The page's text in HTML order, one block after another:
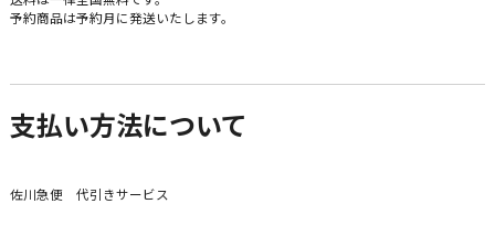
予約商品は予約月に発送いたします。
支払い方法について
佐川急便 代引きサービス